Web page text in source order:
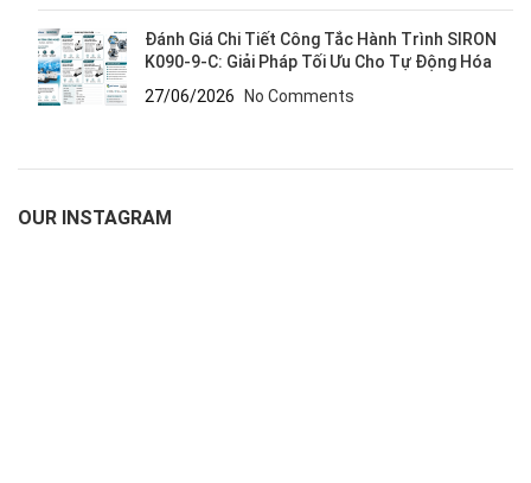
Đánh Giá Chi Tiết Công Tắc Hành Trình SIRON
K090-9-C: Giải Pháp Tối Ưu Cho Tự Động Hóa
27/06/2026
No Comments
OUR INSTAGRAM